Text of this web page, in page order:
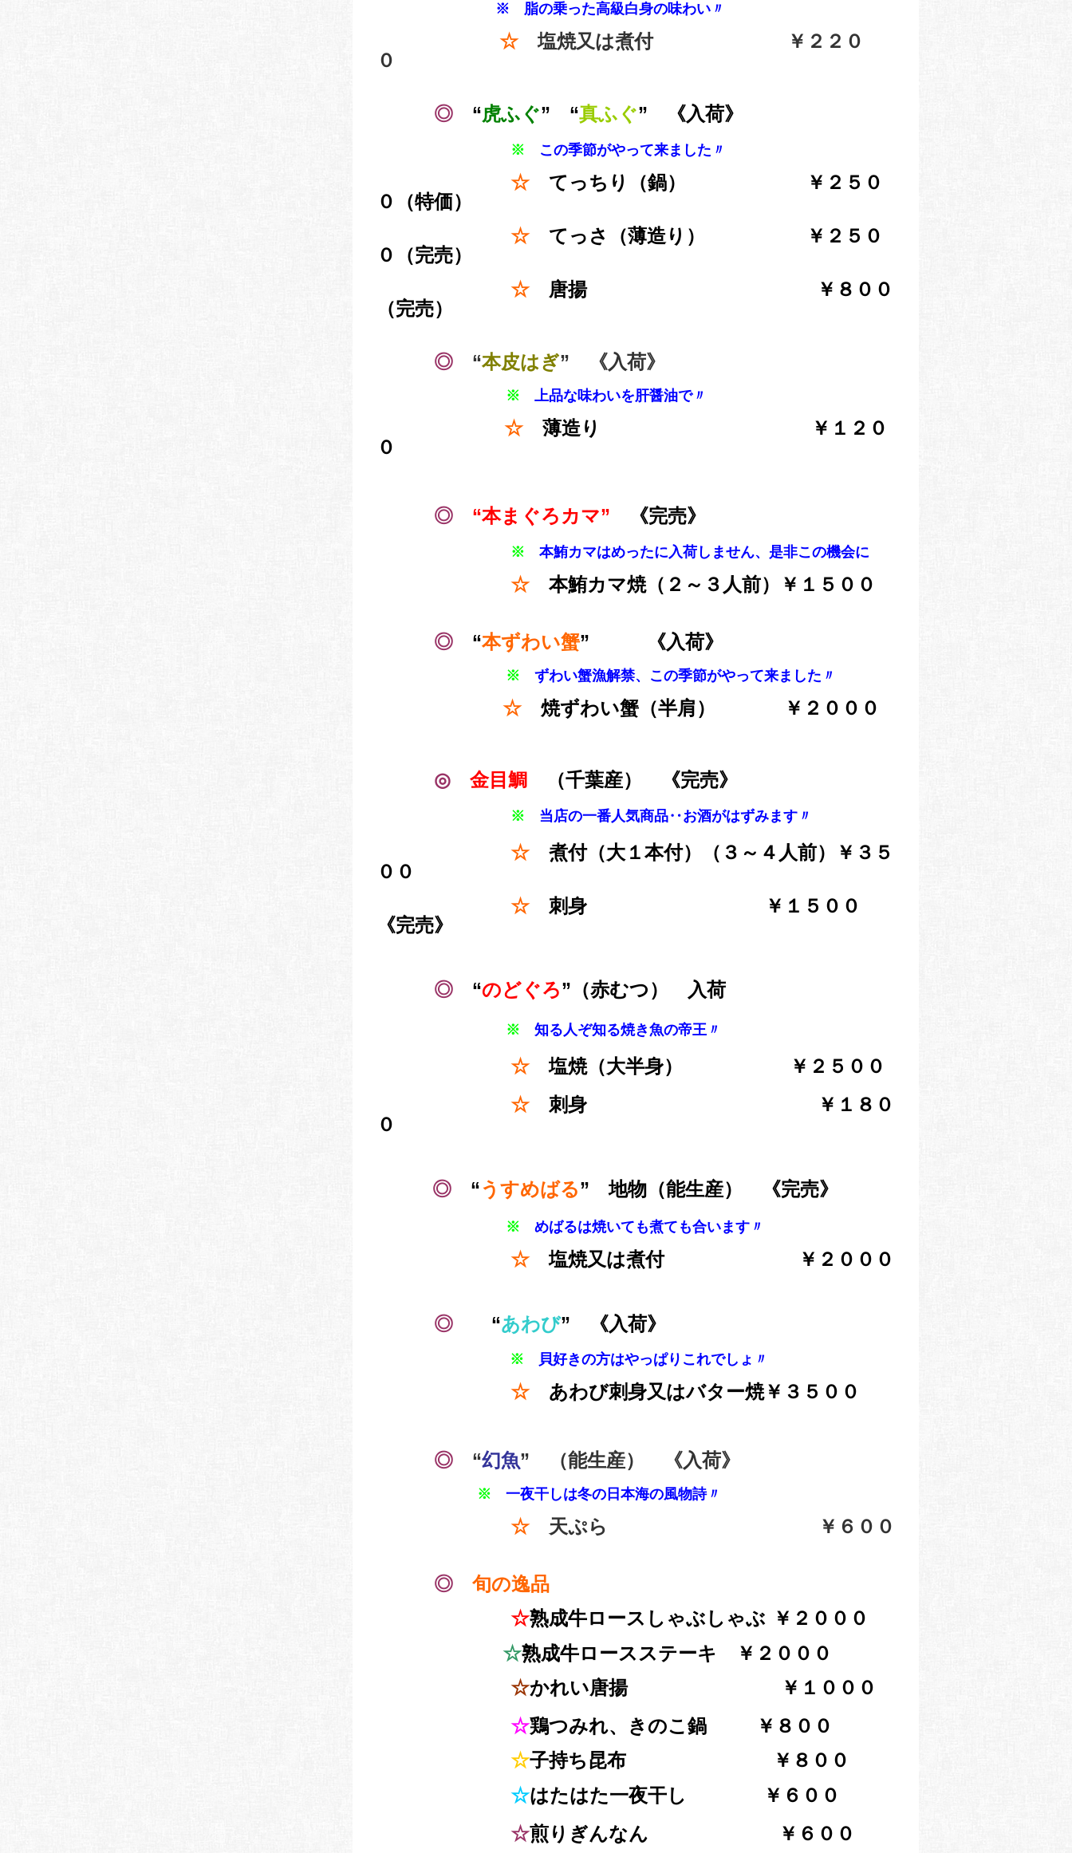
※ 脂の乗った高級白身の味わい〃
☆塩焼又は煮付 ￥２２０
０
◎ “虎ふぐ” “真ふぐ” 《入荷》
※ この季節がやって来ました 〃
☆てっちり（鍋） ￥２５０
０（特価）
☆てっさ（薄造り） ￥２５０
０（完売）
☆唐揚 ￥８００
（完売）
◎ “本皮はぎ” 《入荷》
※ 上品な味わいを肝醤油で〃
☆
薄造り ￥１２０
０
◎ “本まぐろカマ” 《完売》
※ 本鮪カマはめったに入荷しません、是非この機会に
☆本鮪カマ焼（２～３人前）￥１５００
◎ “本ずわい蟹” 《入荷》
※ ずわい蟹漁解禁、この季節がやって来ました〃
☆焼ずわい蟹（半肩） ￥２０００
◎ 金目鯛 （千葉産） 《完売》
※ 当店の一番人気商品‥お酒がはずみます〃
☆煮付（大１本付）（３～４人前）￥３５
００
☆刺身 ￥１５００
《完売》
◎ “のどぐろ”（赤むつ） 入荷
※ 知る人ぞ知る焼き魚の帝王〃
☆塩焼（大半身） ￥２５ ００
☆刺身
￥１８０
０
◎ “うすめばる” 地物（能生産） 《完売》
※ めばるは焼いても煮ても合います 〃
☆塩焼又は煮付 ￥２０００
◎ “あわび” 《入荷》
※ 貝好きの方はやっぱりこれでしょ〃
☆あわび刺身又はバター焼￥３５００
◎ “幻魚” （能生産） 《入荷》
※ 一夜干しは冬の日本海の風物詩〃
☆天ぷら ￥６００
◎
旬の逸品
☆熟成牛ロースしゃぶしゃぶ ￥２０００
☆熟成牛ロースステーキ ￥２０００
☆かれい唐揚￥１０００
☆鶏つみれ、きのこ鍋 ￥８０ ０
☆子持ち昆布
￥８００
☆はたはた一夜干し ￥６００
☆煎りぎんなん ￥６００